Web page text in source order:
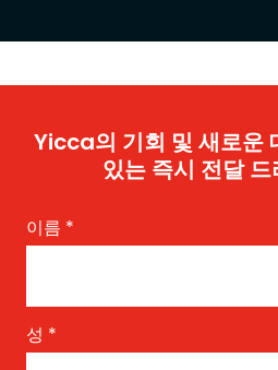
Yicca의 기회 및 새로운
있는 즉시 전달
이름 *
성 *